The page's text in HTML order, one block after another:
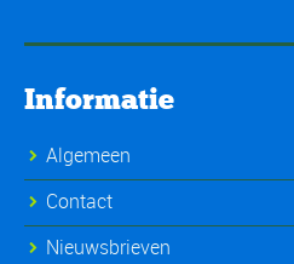
Informatie
Algemeen
Contact
Nieuwsbrieven